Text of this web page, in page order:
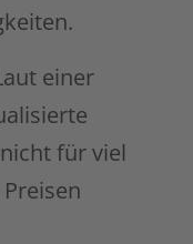
einer
für viel